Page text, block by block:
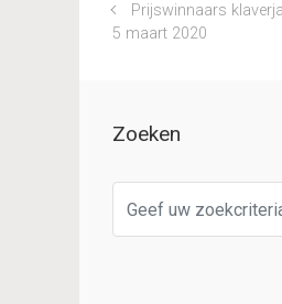
Prijswinnaars
5 maart 2020
Zoeken